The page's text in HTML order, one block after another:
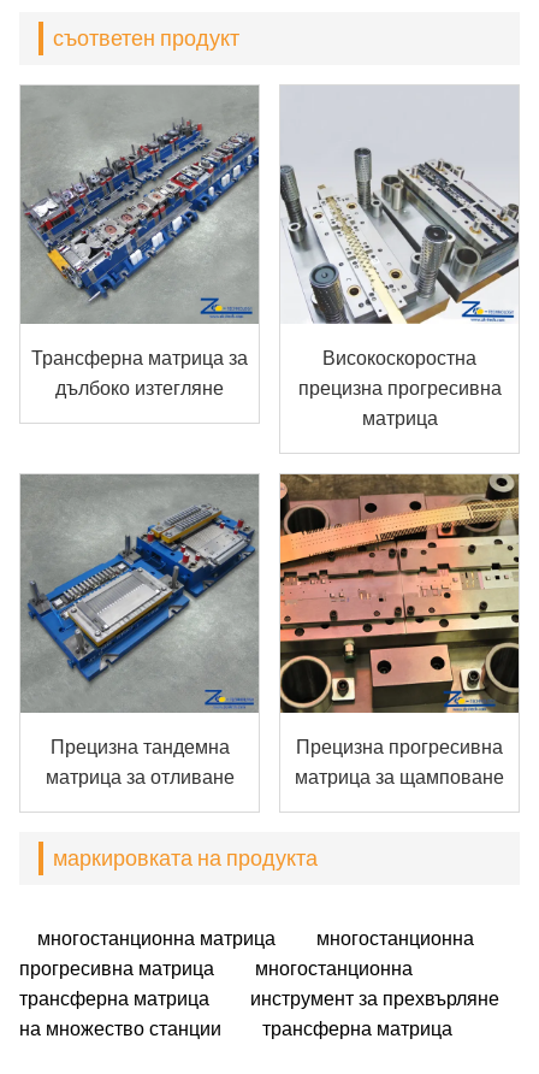
съответен продукт
Трансферна матрица за
дълбоко изтегляне
Високоскоростна
прецизна прогресивна
матрица
Прецизна тандемна
матрица за отливане
Прецизна прогресивна
матрица за щамповане
маркировката на продукта
многостанционна матрица
многостанционна
прогресивна матрица
многостанционна
трансферна матрица
инструмент за прехвърляне
на множество станции
трансферна матрица